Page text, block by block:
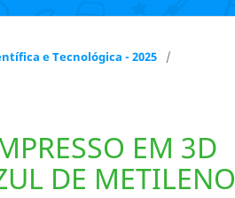
e Tecnológica - 2025
/
EM 3D
DE METILENO